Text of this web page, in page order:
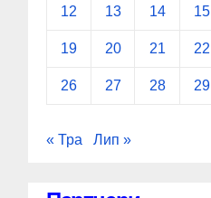
12 13 14 15
19 20 21 22
26 27 28 29
« Тра Лип »